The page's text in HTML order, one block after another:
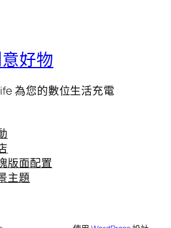
好物
為您的數位生活充電
版面配置
主題